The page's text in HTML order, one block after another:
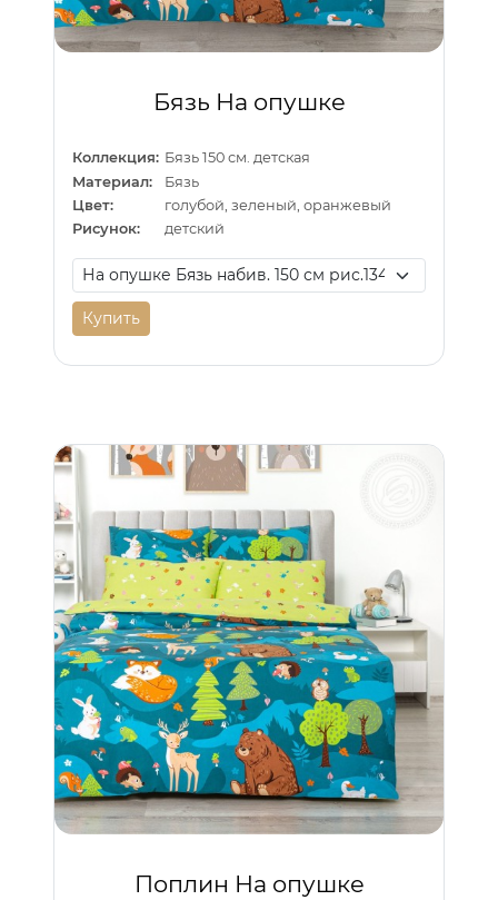
Бязь На опушке
Коллекция: Бязь 150 см. детская
Материал:
Бязь
Цвет:
голубой, зеленый, оранжевый
Рисунок:
детский
Купить
Поплин На опушке